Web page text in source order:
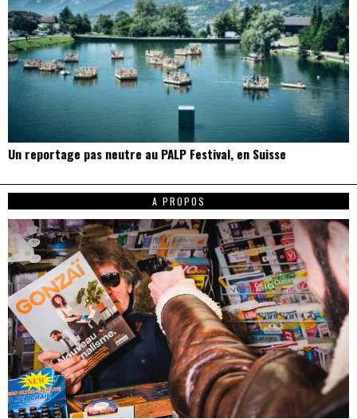
Un reportage pas neutre au PALP Festival, en Suisse
A PROPOS